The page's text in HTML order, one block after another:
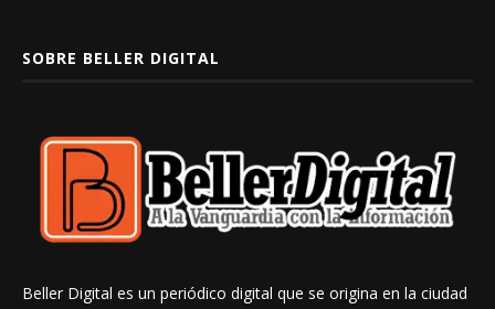
SOBRE BELLER DIGITAL
Beller Digital es un periódico digital que se origina en la ciudad